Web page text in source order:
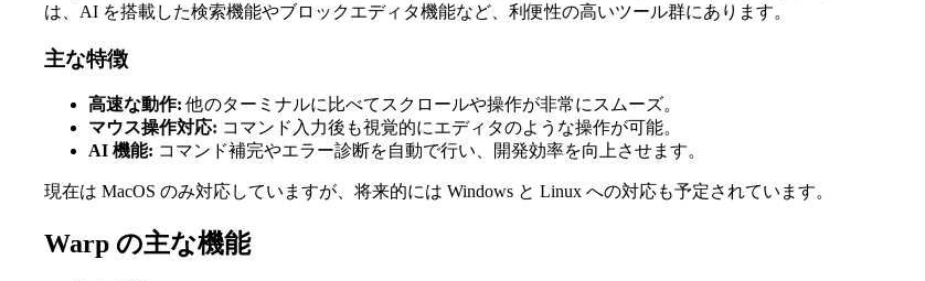
は、AI を搭載した検索機能やブロックエディタ機能など、利便性の高いツール群にあります。
主な特徴
高速な動作: 他のターミナルに比べてスクロールや操作が非常にスムーズ。
マウス操作対応: コマンド入力後も視覚的にエディタのような操作が可能。
AI 機能: コマンド補完やエラー診断を自動で行い、開発効率を向上させます。
現在は MacOS のみ対応していますが、将来的には Windows と Linux への対応も予定されています。
Warp の主な機能